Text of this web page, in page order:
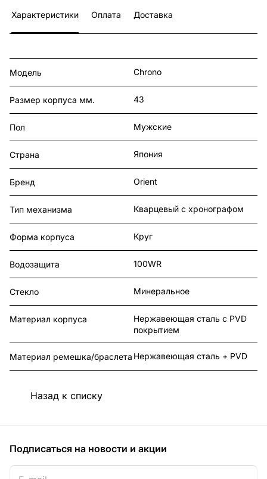
Характеристики Оплата Доставка
Модель Chrono
Размер корпуса мм. 43
Пол Мужские
Страна Япония
Бренд Orient
Тип механизма Кварцевый с хронографом
Форма корпуса Круг
Водозащита 100WR
Стекло Минеральное
Материал корпуса
Нержавеющая сталь с PVD
покрытием
Материал ремешка/браслета Нержавеющая сталь + PVD
Назад к списку
Подписаться на новости и акции